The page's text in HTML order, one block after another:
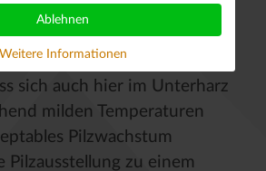
ist die geringe Artenvielfalt
sichtbar. Das schließt
sich auch hier im Unterharz
milden Temperaturen
Pilzwachstum
Pilzausstellung zu einem
Ablehnen
Weitere Informationen